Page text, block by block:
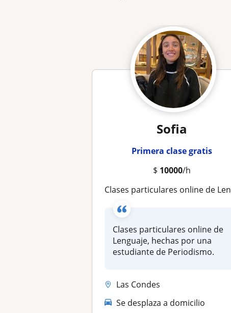
Sofia
Primera clase gratis
$ 10000/h
Clases particulares online de Lenguaje, hechas por una estudiante de Periodismo
Clases particulares online de
Lenguaje, hechas por una
estudiante de Periodismo.
Las Condes
Se desplaza a domicilio